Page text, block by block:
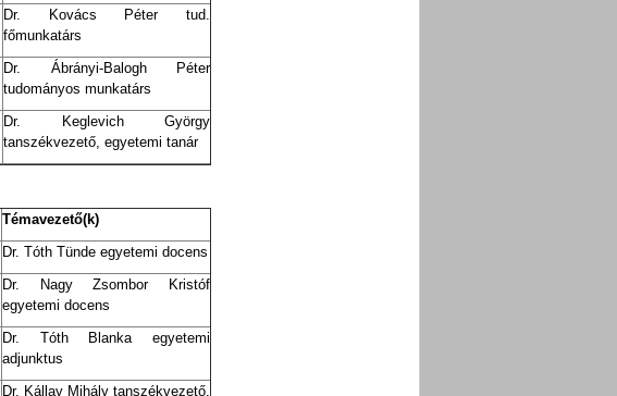
Dr. Kovács Péter tud.
főmunkatárs
Dr. Ábrányi-Balogh Péter
tudományos munkatárs
Dr. Keglevich György
tanszékvezető, egyetemi tanár
Témavezető(k)
Dr. Tóth Tünde egyetemi docens
Dr. Nagy Zsombor Kristóf
egyetemi docens
Dr. Tóth Blanka egyetemi
adjunktus
Dr. Kállay Mihály tanszékvezető,